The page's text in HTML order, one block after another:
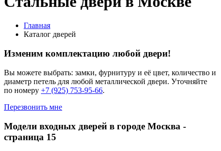
Главная
Каталог дверей
Изменим комплектацию любой двери!
Вы можете выбрать: замки, фурнитуру и её цвет, количество и
диаметр петель для любой металлической двери. Уточняйте
по номеру +7 (925) 753-95-66.
Перезвонить мне
Модели входных дверей в городе Москва -
страница 15